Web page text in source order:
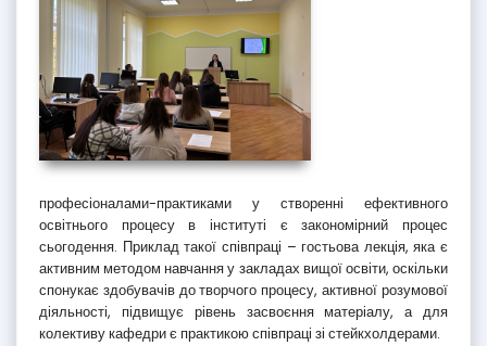
професіоналами-практиками у створенні ефективного
освітнього процесу в інституті є закономірний процес
сьогодення. Приклад такої співпраці – гостьова лекція, яка є
активним методом навчання у закладах вищої освіти, оскільки
спонукає здобувачів до творчого процесу, активної розумової
діяльності, підвищує рівень засвоєння матеріалу, а для
колективу кафедри є практикою співпраці зі стейкхолдерами.